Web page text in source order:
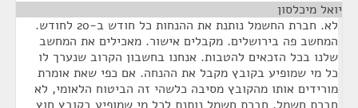
יואל מיכלסון
לא. חברת החשמל נותנת את ההנחות כל חודש ב-20 לחודש.
המחשב פה בירושלים. מקבלים אישור. מאכילים את המחשב
שלנו בכל הזכאים להטבות. אנחנו בחשבון הקרוב שנערך לו
כל מי שמופיע בקובץ מקבל את ההנחה. אם כפי שאת אומרת
מורידים אותו מהקובץ מסיבה כלשהי זה הביטוח הלאומי, לא